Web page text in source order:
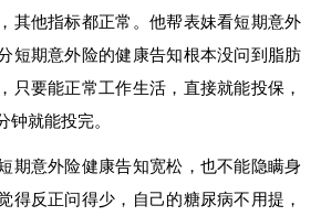
其他指标都正常。他帮表妹看短期意外
短期意外险的健康告知根本没问到脂肪
只要能正常工作生活，直接就能投保，
钟就能投完。
期意外险健康告知宽松，也不能隐瞒身
得反正问得少，自己的糖尿病不用提，